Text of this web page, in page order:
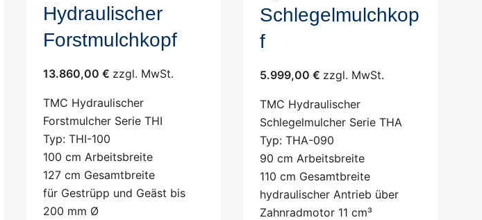
Hydraulischer
Forstmulchkopf
13.860,00 € zzgl. MwSt.
TMC Hydraulischer
Forstmulcher Serie THI
Typ: THI-100
100 cm Arbeitsbreite
127 cm Gesamtbreite
für Gestrüpp und Geäst bis
200 mm Ø
Schlegelmulchkop
f
5.999,00 € zzgl. MwSt.
TMC Hydraulischer
Schlegelmulcher Serie THA
Typ: THA-090
90 cm Arbeitsbreite
110 cm Gesamtbreite
hydraulischer Antrieb über
Zahnradmotor 11 cm³